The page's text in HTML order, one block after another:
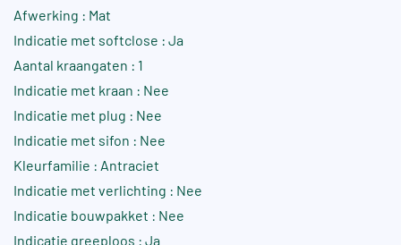
Afwerking : Mat
Indicatie met softclose : Ja
Aantal kraangaten : 1
Indicatie met kraan : Nee
Indicatie met plug : Nee
Indicatie met sifon : Nee
Kleurfamilie : Antraciet
Indicatie met verlichting : Nee
Indicatie bouwpakket : Nee
Indicatie greeploos : Ja